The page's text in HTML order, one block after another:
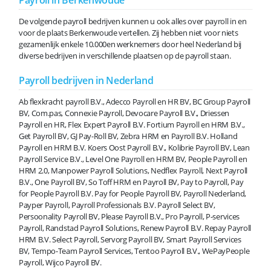
De volgende payroll bedrijven kunnen u ook alles over payroll in en
voor de plaats Berkenwoude vertellen. Zij hebben niet voor niets
gezamenlijk enkele 10.000en werknemers door heel Nederland bij
diverse bedrijven in verschillende plaatsen op de payroll staan.
Payroll bedrijven in Nederland
Ab flexkracht payroll B.V., Adecco Payroll en HR BV, BC Group Payroll
BV, Com.pas, Connexie Payroll, Devocare Payroll B.V., Driessen
Payroll en HR, Flex Expert Payroll B.V. Fortium Payroll en HRM B.V.,
Get Payroll BV, GJ Pay-Roll BV, Zebra HRM en Payroll B.V. Holland
Payroll en HRM B.V. Koers Oost Payroll B.V., Kolibrie Payroll BV, Lean
Payroll Service B.V., Level One Payroll en HRM BV, People Payroll en
HRM 2.0, Manpower Payroll Solutions, Nedflex Payroll, Next Payroll
B.V., One Payroll BV, So Toff HRM en Payroll BV, Pay to Payroll, Pay
for People Payroll B.V. Pay for People Payroll BV, Payroll Nederland,
Payper Payroll, Payroll Professionals B.V. Payroll Select BV,
Persoonality Payroll BV, Please Payroll B.V., Pro Payroll, P-services
Payroll, Randstad Payroll Solutions, Renew Payroll B.V. Repay Payroll
HRM B.V. Select Payroll, Servorg Payroll BV, Smart Payroll Services
BV, Tempo-Team Payroll Services, Tentoo Payroll B.V., WePayPeople
Payroll, Wijco Payroll BV.